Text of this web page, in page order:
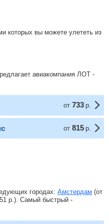
которых вы можете улететь из
авиакомпания ЛОТ -
от 733 р.
от 815 р.
городах: Амстердам (от
р. ). Самый быстрый -